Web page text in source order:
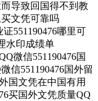
导致回国得不到教
文凭可靠吗
551190476哪里可
水印成绩单
微信551190476国
信551190476国外留
国文凭在中国有用
买国外文凭质量QQ